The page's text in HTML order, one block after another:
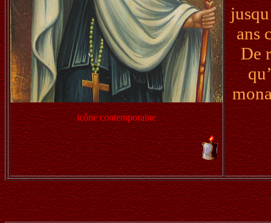
icône contemporaine
ans
De